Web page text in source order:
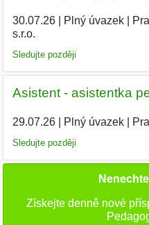
30.07.26| Plný úvazek|
s.r.o.
Sledujte později
Asistent - asistentka
29.07.26| Plný úvazek|
Sledujte později
Získejte denně nové